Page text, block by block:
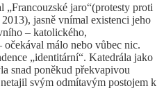
„Francouzské jaro“(protesty proti
jasně vnímal existenci jeho
– katolického,
málo nebo vůbec nic.
„identitární“. Katedrála jako
snad poněkud překvapivou
svým odmítavým postojem k